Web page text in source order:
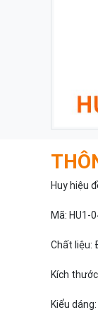
Huy hiệu
Mã: HU1-
Chất liệu:
Kích
Kiểu